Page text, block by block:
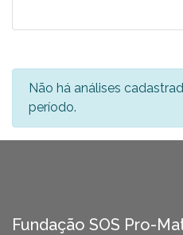
Não há análises
período.
Fundação SOS Pro-